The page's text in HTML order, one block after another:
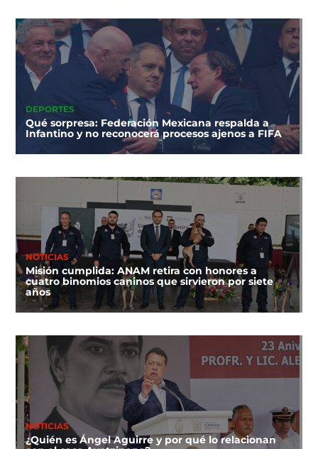
DEPORTES
Qué sorpresa: Federación Mexicana respalda a
Infantino y no reconocerá procesos ajenos a FIFA
NOTICIAS
Misión cumplida: ANAM retira con honores a
cuatro binomios caninos que sirvieron por siete
años
NOTICIAS
¿Quién es Ángel Aguirre y por qué lo relacionan